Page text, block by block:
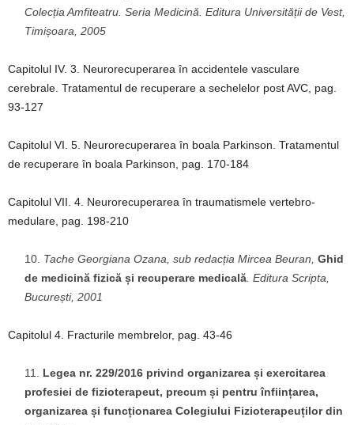
Colecția Amfiteatru. Seria Medicină. Editura Universității de Vest,
Timișoara, 2005
Capitolul IV. 3. Neurorecuperarea în accidentele vasculare
cerebrale. Tratamentul de recuperare a sechelelor post AVC, pag.
93-127
Capitolul VI. 5. Neurorecuperarea în boala Parkinson. Tratamentul
de recuperare în boala Parkinson, pag. 170-184
Capitolul VII. 4. Neurorecuperarea în traumatismele vertebro-
medulare, pag. 198-210
Tache Georgiana Ozana, sub redacția Mircea Beuran, Ghid
de medicină fizică și recuperare medicală . Editura Scripta,
București, 2001
Capitolul 4. Fracturile membrelor, pag. 43-46
Legea nr. 229/2016 privind organizarea și exercitarea
profesiei de fizioterapeut, precum și pentru înființarea,
organizarea și funcționarea Colegiului Fizioterapeuților din